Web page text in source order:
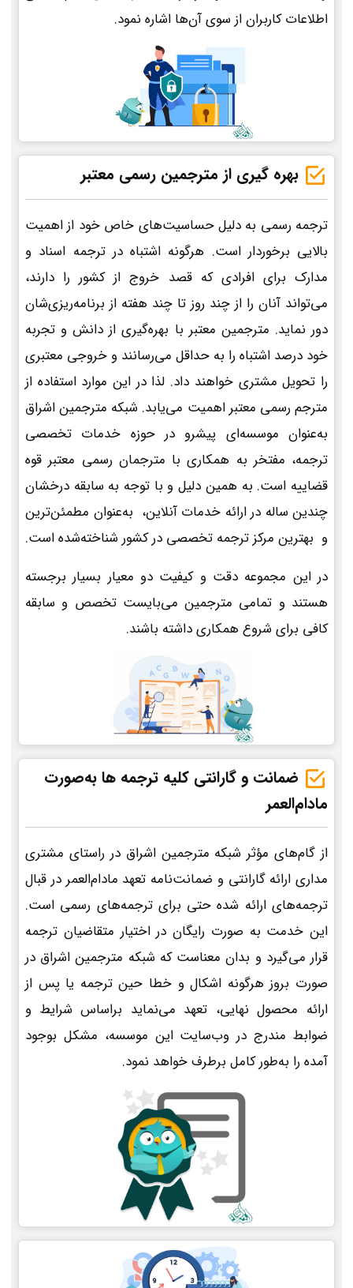
اطلاعات کاربران از سوی آن‌ها اشاره نمود.
بهره گیری از مترجمین رسمی معتبر
ترجمه رسمی به دلیل حساسیت‌های خاص خود از اهمیت
بالایی برخوردار است. هرگونه اشتباه در ترجمه اسناد و
مدارک برای افرادی که قصد خروج از کشور را دارند،
می‌تواند آنان را از چند روز تا چند هفته از برنامه‌ریزی‌شان
دور نماید. مترجمین معتبر با بهره‌گیری از دانش و تجربه
خود درصد اشتباه را به حداقل می‌رسانند و خروجی معتبری
را تحویل مشتری خواهند داد. لذا در این موارد استفاده از
مترجم رسمی معتبر اهمیت می‌یابد. شبکه مترجمین اشراق
به‌عنوان موسسه‌ای پیشرو در حوزه خدمات تخصصی
ترجمه، مفتخر به همکاری با مترجمان رسمی معتبر قوه
قضاییه است. به همین دلیل و با توجه به سابقه درخشان
چندین ساله در ارائه خدمات آنلاین، به‌عنوان مطمئن‌ترین
و بهترین مرکز ترجمه تخصصی در کشور شناخته‌شده است.
در این مجموعه دقت و کیفیت دو معیار بسیار برجسته
هستند و تمامی مترجمین می‌بایست تخصص و سابقه
کافی برای شروع همکاری داشته باشند.
ضمانت و گارانتی کلیه ترجمه ها به‌صورت
مادام‌العمر
از گام‌های مؤثر شبکه مترجمین اشراق در راستای مشتری
مداری ارائه گارانتی و ضمانت‌نامه تعهد مادام‌العمر در قبال
ترجمه‌های ارائه شده حتی برای ترجمه‌های رسمی است.
این خدمت به صورت رایگان در اختیار متقاضیان ترجمه
قرار می‌گیرد و بدان معناست که شبکه مترجمین اشراق در
صورت بروز هرگونه اشکال و خطا حین ترجمه یا پس از
ارائه محصول نهایی، تعهد می‌نماید براساس شرایط و
ضوابط مندرج در وب‌سایت این موسسه، مشکل بوجود
آمده را به‌طور کامل برطرف خواهد نمود.